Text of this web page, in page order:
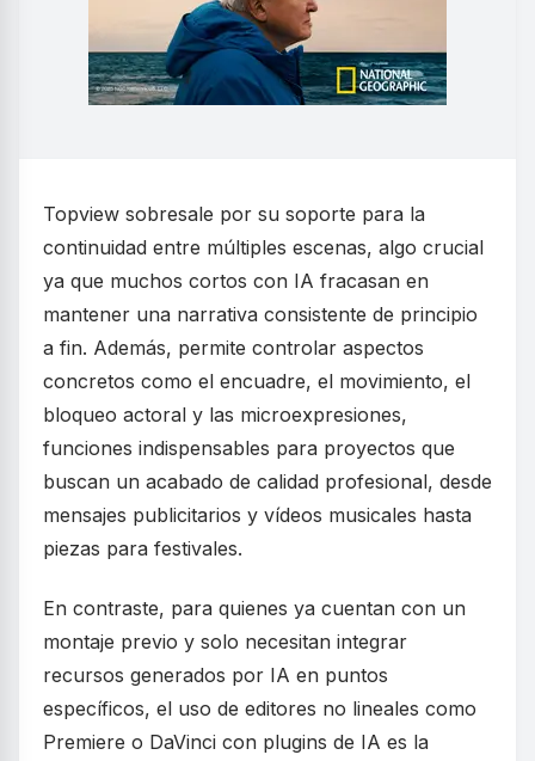
Topview sobresale por su soporte para la
continuidad entre múltiples escenas, algo crucial
ya que muchos cortos con IA fracasan en
mantener una narrativa consistente de principio
a fin. Además, permite controlar aspectos
concretos como el encuadre, el movimiento, el
bloqueo actoral y las microexpresiones,
funciones indispensables para proyectos que
buscan un acabado de calidad profesional, desde
mensajes publicitarios y vídeos musicales hasta
piezas para festivales.
En contraste, para quienes ya cuentan con un
montaje previo y solo necesitan integrar
recursos generados por IA en puntos
específicos, el uso de editores no lineales como
Premiere o DaVinci con plugins de IA es la